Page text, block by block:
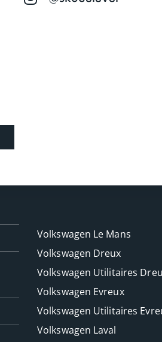
Volkswagen Le Mans
Volkswagen Dreux
Volkswagen Utilitaires
Volkswagen Evreux
Volkswagen Utilitaires
Volkswagen Laval